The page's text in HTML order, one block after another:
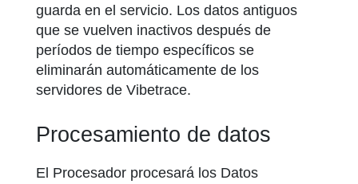
guarda en el servicio. Los datos antiguos
que se vuelven inactivos después de
períodos de tiempo específicos se
eliminarán automáticamente de los
servidores de Vibetrace.
Procesamiento de datos
El Procesador procesará los Datos